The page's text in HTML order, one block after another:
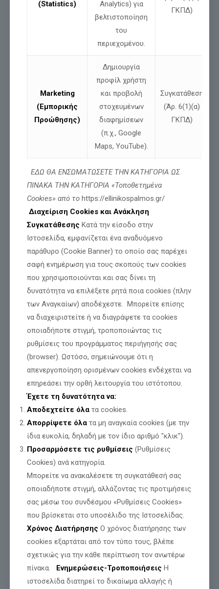
Μοιράσου
Σχετικές αναρτήσεις
Τιμή και Δόξα για όσους θυσιάζονται για
την Πατρίδα μας
Διαβάστε περισσότερα
(Statistics)
Analytics) για
βελτιστοποίηση
του
περιεχομένου.
ΓΚΠΔ)
Marketing
(Εμπορικής
Προώθησης)
Δημιουργία
προφίλ χρήστη
και προβολή
στοχευμένων
διαφημίσεων
(π.χ., Google
Maps, YouTube).
Συγκατάθεση
(Άρ. 6(1)(α)
ΓΚΠΔ)
ΕΔΩ ΘΑ ΕΝΣΩΜΑΤΩΣΕΤΕ ΤΗΝ ΚΑΤΗΓΟΡΙΑ ΩΣ
ΠΙΝΑΚΑ ΤΗΝ ΚΑΤΗΓΟΡΙΑ «Τοποθετημένα
Cookies» από το https://ellinikospalmos.gr/
Διαχείριση Cookies και Ανάκληση
Συγκατάθεσης Κατά την είσοδο στην
Ιστοσελίδα, εμφανίζεται ένα αναδυόμενο
παράθυρο (Cookie Banner) το οποίο σας παρέχει
σαφή ενημέρωση για τους σκοπούς των cookies
που χρησιμοποιούνται και σας δίνει τη
δυνατότητα να επιλέξετε ρητά ποια cookies (πλην
των Αναγκαίων) αποδέχεστε. Μπορείτε επίσης
να διαχειριστείτε ή να διαγράψετε τα cookies
οποιαδήποτε στιγμή, τροποποιώντας τις
ρυθμίσεις του προγράμματος περιήγησής σας
(browser). Ωστόσο, σημειώνουμε ότι η
απενεργοποίηση ορισμένων cookies ενδέχεται να
επηρεάσει την ορθή λειτουργία του ιστότοπου.
Έχετε τη δυνατότητα να:
Αποδεχτείτε όλα τα cookies.
Απορρίψετε όλα τα μη αναγκαία cookies (με την
ίδια ευκολία, δηλαδή με τον ίδιο αριθμό "κλικ").
Προσαρμόσετε τις ρυθμίσεις (Ρυθμίσεις
Cookies) ανά κατηγορία.
Μπορείτε να ανακαλέσετε τη συγκατάθεσή σας
οποιαδήποτε στιγμή, αλλάζοντας τις προτιμήσεις
σας μέσω του συνδέσμου «Ρυθμίσεις Cookies»
που βρίσκεται στο υποσέλιδο της Ιστοσελίδας.
Χρόνος Διατήρησης Ο χρόνος διατήρησης των
cookies εξαρτάται από τον τύπο τους, βλέπε
σχετικώς για την κάθε περίπτωση τον ανωτέρω
πίνακα. Ενημερώσεις-Τροποποιήσεις Η
ιστοσελίδα διατηρεί το δικαίωμα αλλαγής ή